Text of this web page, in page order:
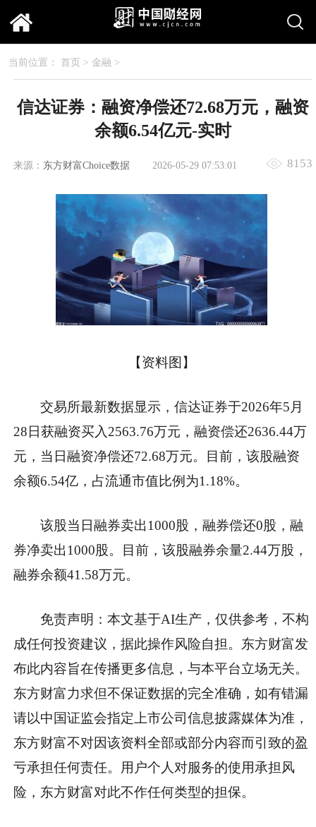
当前位置： 首页 > 金融 >
信达证券：融资净偿还72.68万元，融资
余额6.54亿元-实时
来源： 东方财富Choice数据 2026-05-29 07:53:01 8153
【资料图】
交易所最新数据显示，信达证券于2026年5月
28日获融资买入2563.76万元，融资偿还2636.44万
元，当日融资净偿还72.68万元。目前，该股融资
余额6.54亿，占流通市值比例为1.18%。
该股当日融券卖出1000股，融券偿还0股，融
券净卖出1000股。目前，该股融券余量2.44万股，
融券余额41.58万元。
免责声明：本文基于AI生产，仅供参考，不构
成任何投资建议，据此操作风险自担。东方财富发
布此内容旨在传播更多信息，与本平台立场无关。
东方财富力求但不保证数据的完全准确，如有错漏
请以中国证监会指定上市公司信息披露媒体为准，
东方财富不对因该资料全部或部分内容而引致的盈
亏承担任何责任。用户个人对服务的使用承担风
险，东方财富对此不作任何类型的担保。